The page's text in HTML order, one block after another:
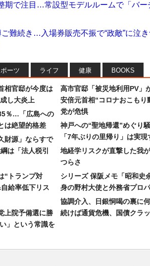
期で注目…常設型モデルルームで「バー
難続き…入場券販売不振で“政敵”に泣
ーツ ライフ 健康 BOOKS
相官邸が今度は
し大炎上
％…「広島への
は絶望的格差
財源」ならすで
は「法人税引
“トランプ対
給率低下リス
上院予備選に勝
」という常識を
高市官邸「被災地利用PV」
安倍元首相“コロナおこもり
党が危惧
神戸への“聖地帰還”めぐり
「7年ぶりの里帰り」は実現
地経学リスクが直撃した我
つらさ
シリーズ 保阪メモ「昭和史
身の野村大使と外務省プロ
協調介入、日銀恫喝の裏に
続けば通貨危機、国債クラ